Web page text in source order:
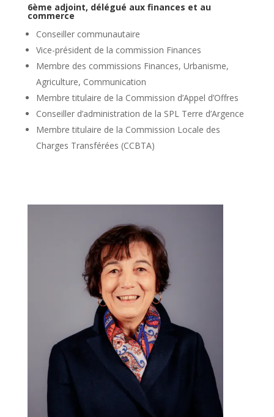
6ème adjoint, délégué aux finances et au
commerce
Conseiller communautaire
Vice-président de la commission Finances
Membre des commissions Finances, Urbanisme,
Agriculture, Communication
Membre titulaire de la Commission d’Appel d’Offres
Conseiller d’administration de la SPL Terre d’Argence
Membre titulaire de la Commission Locale des
Charges Transférées (CCBTA)